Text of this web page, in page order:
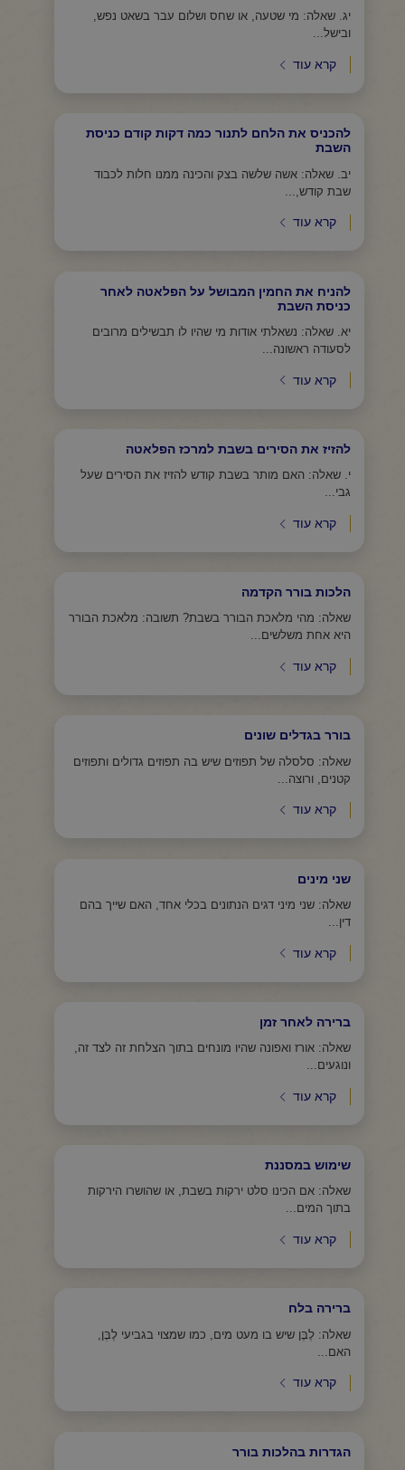
יג. שאלה: מי שטעה, או שחס ושלום עבר בשאט נפש,
ובישל...
קרא עוד
להכניס את הלחם לתנור כמה דקות קודם כניסת
השבת
יב. שאלה: אשה שלשה בצק והכינה ממנו חלות לכבוד
שבת קודש,...
קרא עוד
להניח את החמין המבושל על הפלאטה לאחר
כניסת השבת
יא. שאלה: נשאלתי אודות מי שהיו לו תבשילים מרובים
לסעודה ראשונה...
קרא עוד
להזיז את הסירים בשבת למרכז הפלאטה
י. שאלה: האם מותר בשבת קודש להזיז את הסירים שעל
גבי...
קרא עוד
הלכות בורר הקדמה
שאלה: מהי מלאכת הבורר בשבת? תשובה: מלאכת הבורר
היא אחת משלשים...
קרא עוד
בורר בגדלים שונים
שאלה: סלסלה של תפוזים שיש בה תפוזים גדולים ותפוזים
קטנים, ורוצה...
קרא עוד
שני מינים
שאלה: שני מיני דגים הנתונים בכלי אחד, האם שייך בהם
דין...
קרא עוד
ברירה לאחר זמן
שאלה: אורז ואפונה שהיו מונחים בתוך הצלחת זה לצד זה,
ונוגעים...
קרא עוד
שימוש במסננת
שאלה: אם הכינו סלט ירקות בשבת, או שהושרו הירקות
בתוך המים...
קרא עוד
ברירה בלח
שאלה: לֶבֶּן שיש בו מעט מים, כמו שמצוי בגביעי לֶבֶּן,
האם...
קרא עוד
הגדרות בהלכות בורר